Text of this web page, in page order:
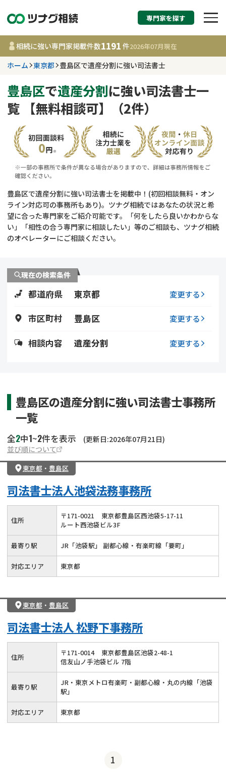
相続税申告・相続手
す
東京都
事務所
相談内容で探す
相続登記
遺留分侵害額請求
コラム
相続手続き
専門家を探す
相続に強い専門家掲載件数1191 件2026年07月現在
ホーム 東京都 豊島区で遺産分割に強い司法書士
豊島区で遺産分割に強い司法書士一
覧 【無料相談可】（2件）
豊島区で遺産分割に強い司法書士を掲載中！(初回相談無料・オン
ライン対応可の事務所もあり)。ツナグ相続ではあなたの状況と希
望に合った専門家をご紹介可能です。「何をしたら良いかわからな
い」「相性の合う専門家に相談したい」等のご相談も、ツナグ相続
のオペレーターにご相談ください。
現在の検索条件
都道府県 東京都 変更する
市区町村 豊島区 変更する
相談内容 遺産分割 変更する
豊島区の遺産分割に強い司法書士事務所
一覧
全2中1~2件を表示
(更新日:2026年07月21日)
並び順について
東京都 ・ 豊島区
司法書士法人池袋法務事務所
住所 〒171-0021
東京都豊島区西池袋5-17-11
ルート西池袋ビル3F
最寄り駅 JR「池袋駅」 副都心線・有楽町線「要町」
対応エリア 東京都
東京都 ・ 豊島区
司法書士法人 松野下事務所
住所 〒171-0014
東京都豊島区池袋2-48-1
信友山ノ手池袋ビル 7階
最寄り駅
JR・東京メトロ有楽町・副都心線・丸の内線「池袋
駅」
対応エリア 東京都
1